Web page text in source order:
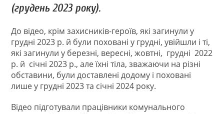
(грудень 2023 року).
До відео, крім захисників-героїв, які загинули у
грудні 2023 р. й були поховані у грудні, увійшли і ті,
які загинули у березні, вересні, жовтні, грудні 2022
р. й січні 2023 р., але їхні тіла, зважаючи на різні
обставини, були доставлені додому і поховані
лише у грудні 2023 та січні 2024 року.
Відео підготували працівники комунального